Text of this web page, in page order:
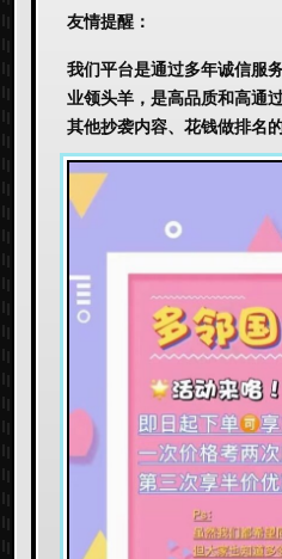
友情提醒：
我们平台是通过多年诚信服
业领头羊，是高品质和高通
其他抄袭内容、花钱做排名